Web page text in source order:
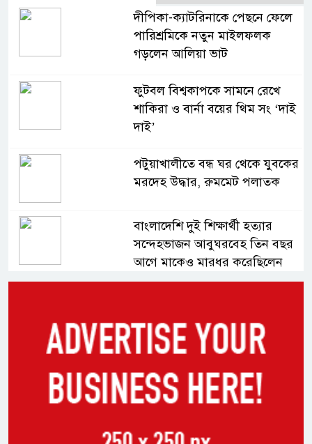
দীপিকা-ক্যাটরিনাকে পেছনে ফেলে
পারিশ্রমিকে নতুন মাইলফলক
গড়লেন আলিয়া ভাট
ফুটবল বিশ্বকাপকে সামনে রেখে
শাকিরা ও বার্না বয়ের থিম সং ‘দাই
দাই’
পটুয়াখালীতে বন্ধ ঘর থেকে যুবকের
মরদেহ উদ্ধার, রুমমেট পলাতক
বাংলাদেশি দুই শিক্ষার্থী হত্যার
সন্দেহভাজন আবুঘরবেহ তিন বছর
আগে মাকেও মারধর করেছিলেন
দুর্জয়কেও আলোচনায় আনতে
বললেন তামিম
বিএনপির প্রতি আস্থা হারাচ্ছি: